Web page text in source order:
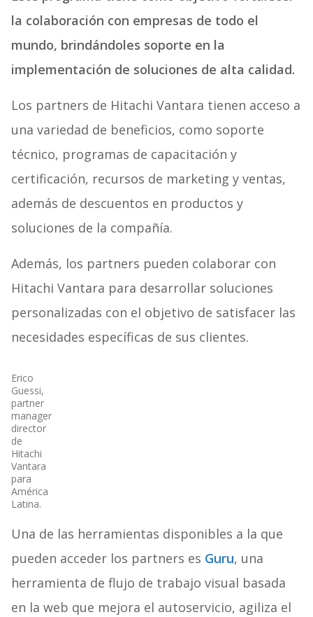
la colaboración con empresas de todo el
mundo, brindándoles soporte en la
implementación de soluciones de alta calidad.
Los partners de Hitachi Vantara tienen acceso a
una variedad de beneficios, como soporte
técnico, programas de capacitación y
certificación, recursos de marketing y ventas,
además de descuentos en productos y
soluciones de la compañía.
Además, los partners pueden colaborar con
Hitachi Vantara para desarrollar soluciones
personalizadas con el objetivo de satisfacer las
necesidades específicas de sus clientes.
Erico
Guessi,
partner
manager
director
de
Hitachi
Vantara
para
América
Latina.
Una de las herramientas disponibles a la que
pueden acceder los partners es Guru, una
herramienta de flujo de trabajo visual basada
en la web que mejora el autoservicio, agiliza el